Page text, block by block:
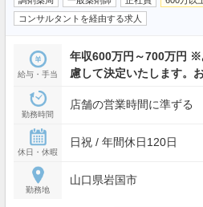
コンサルタントを経由する求人
給与・手当
年収600万円～700万円
慮して決定いたします。
勤務時間
店舗の営業時間に準ずる
休日・休暇
日祝 / 年間休日120日
勤務地
山口県岩国市